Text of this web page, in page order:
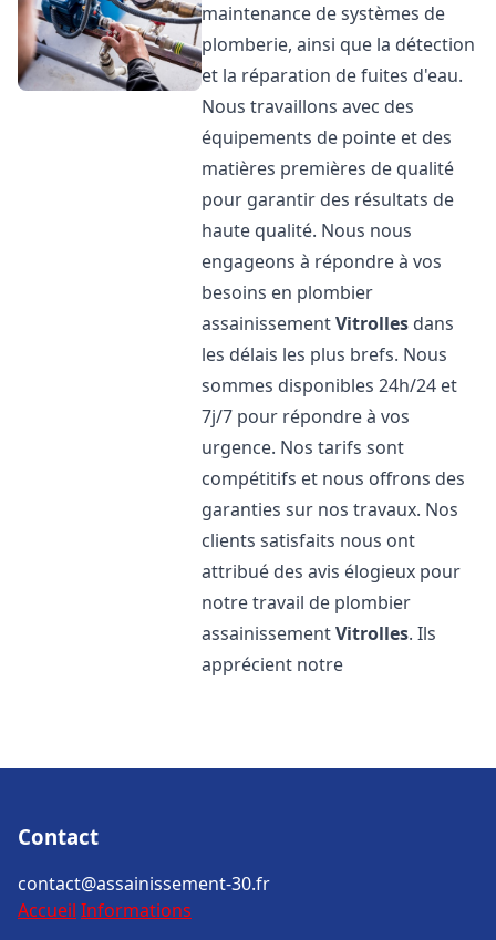
maintenance de systèmes de
plomberie, ainsi que la détection
et la réparation de fuites d'eau.
Nous travaillons avec des
équipements de pointe et des
matières premières de qualité
pour garantir des résultats de
haute qualité. Nous nous
engageons à répondre à vos
besoins en plombier
assainissementVitrolles dans
les délais les plus brefs. Nous
sommes disponibles 24h/24 et
7j/7 pour répondre à vos
urgence. Nos tarifs sont
compétitifs et nous offrons des
garanties sur nos travaux. Nos
clients satisfaits nous ont
attribué des avis élogieux pour
notre travail de plombier
assainissementVitrolles. Ils
apprécient notre
Contact
contact@assainissement-30.fr
Accueil Informations